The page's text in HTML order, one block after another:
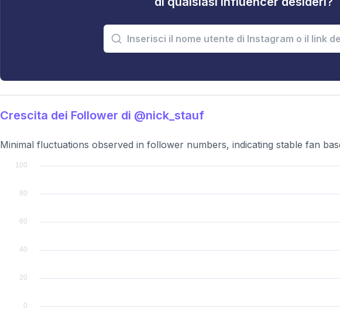
Crescita dei Follower di @nick_stauf
Minimal fluctuations observed in follower numbers, indicating stable fan